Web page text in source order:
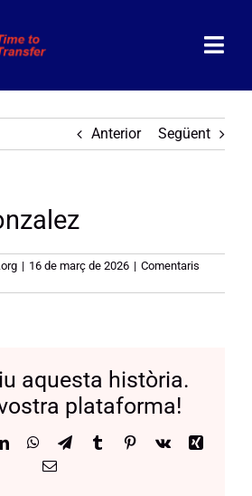
Anterior Següent
| 16 de març de 2026 | Comentaris
aquesta història.
plataforma!
LinkedInWhatsApp
TelegramTumblrPinterest
Vk
Xing
Email: